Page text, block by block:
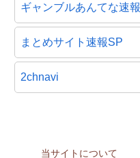
ギャンブルあんてな速報
まとめサイト速報SP
2chnavi
当サイトについて